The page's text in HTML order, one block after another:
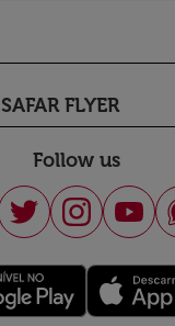
FLYER
Follow us